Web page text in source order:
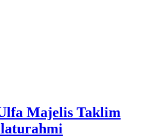
Majelis Taklim